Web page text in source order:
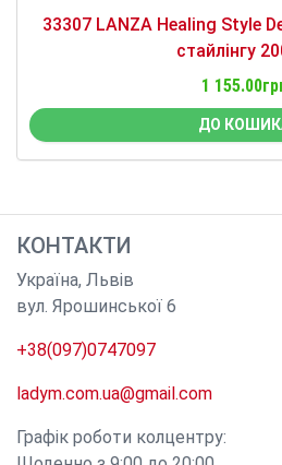
33307 LANZA Healing Style
стайлінгу
1
ДО
КОНТАКТИ
Україна, Львів
вул. Ярошинської 6
+38(097)0747097
ladym.com.ua@gmail.com
Графік роботи колцентру: